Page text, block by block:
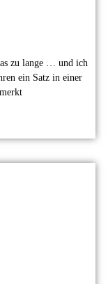
zu lange … und ich
ein Satz in einer